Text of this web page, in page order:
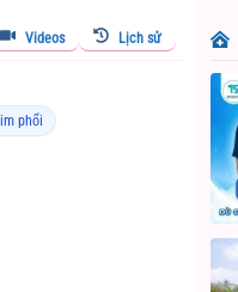
Videos Lịch sử
phổi